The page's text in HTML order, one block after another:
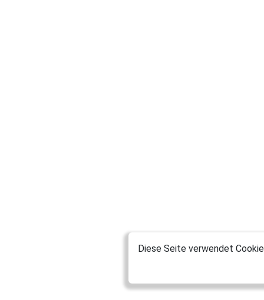
Diese Seite verwendet